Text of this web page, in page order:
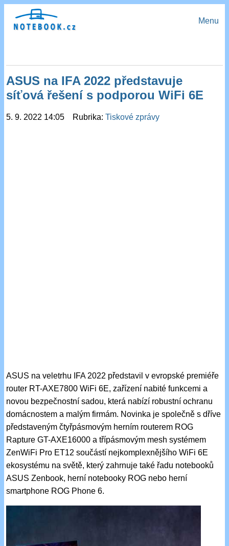
Menu
ASUS na IFA 2022 představuje
síťová řešení s podporou WiFi 6E
5. 9. 2022 14:05 Rubrika:Tiskové zprávy
ASUS na veletrhu IFA 2022 představil v evropské premiéře
router RT-AXE7800 WiFi 6E, zařízení nabité funkcemi a
novou bezpečnostní sadou, která nabízí robustní ochranu
domácnostem a malým firmám. Novinka je společně s dříve
představeným čtyřpásmovým herním routerem ROG
Rapture GT-AXE16000 a třípásmovým mesh systémem
ZenWiFi Pro ET12 součástí nejkomplexnějšího WiFi 6E
ekosystému na světě, který zahrnuje také řadu notebooků
ASUS Zenbook, herní notebooky ROG nebo herní
smartphone ROG Phone 6.